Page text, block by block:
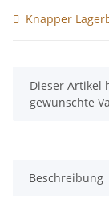
Knapper
x
Dieser Artikel
gewünschte
Beschreibung